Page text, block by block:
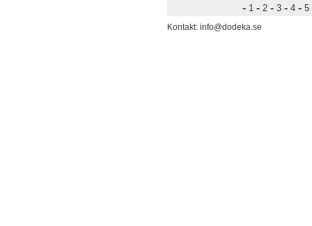
-1 -2 -3 -4 -5
Kontakt: info@dodeka.se